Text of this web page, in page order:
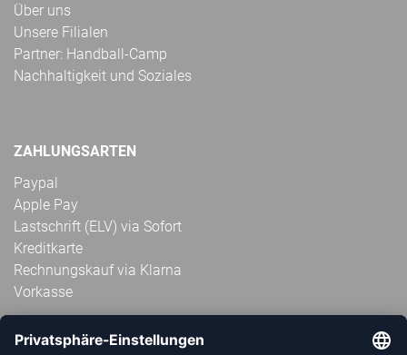
Über uns
Unsere Filialen
Partner: Handball-Camp
Nachhaltigkeit und Soziales
ZAHLUNGSARTEN
Paypal
Apple Pay
Lastschrift (ELV) via Sofort
Kreditkarte
Rechnungskauf via Klarna
Vorkasse